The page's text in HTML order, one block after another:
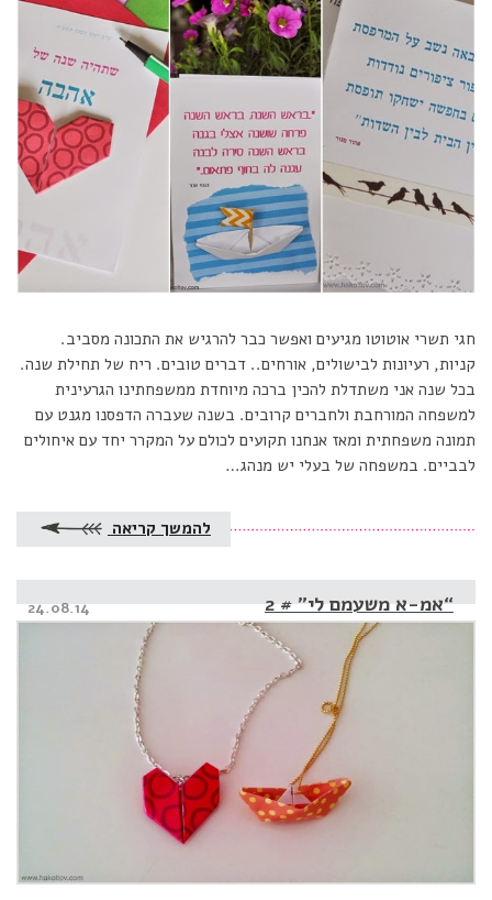
חגי תשרי אוטוטו מגיעים ואפשר כבר להרגיש את התכונה מסביב.
קניות, רעיונות לבישולים, אורחים.. דברים טובים. ריח של תחילת שנה.
בכל שנה אני משתדלת להכין ברכה מיוחדת ממשפחתינו הגרעינית
למשפחה המורחבת ולחברים קרובים. בשנה שעברה הדפסנו מגנט עם
תמונה משפחתית ומאז אנחנו תקועים לכולם על המקרר יחד עם איחולים
לבביים. במשפחה של בעלי יש מנהג…
להמשך קריאה
“אמ-א משעמם לי” # 2 Posted
on
24.08.14